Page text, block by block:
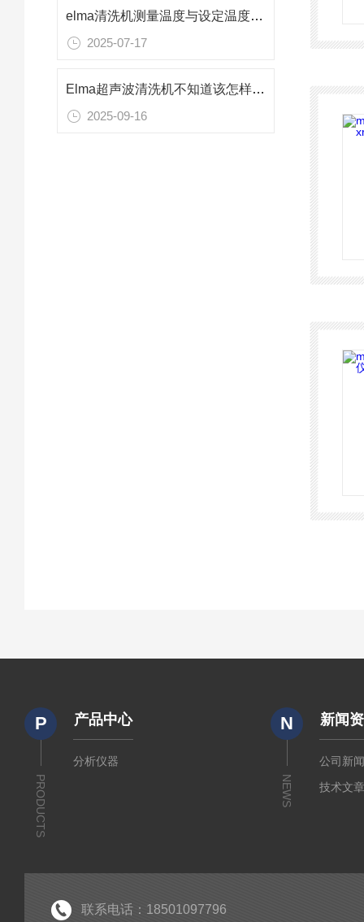
elma清洗机测量温度与设定温度的大范围误差的解决方案
2025-07-17
Elma超声波清洗机不知道该怎样使用？快看过来
2025-09-16
P
PRODUCTS
产品中心
分析仪器
N
NEWS
新闻
公司新
技术文
联系电话：18501097796